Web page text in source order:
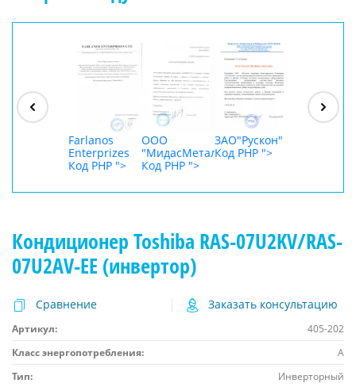
Farlanos
Enterprizes
Код PHP ">
ООО
"МидасМеталлАрт"
Код PHP ">
ЗАО"Рускон"
Код PHP ">
Кондиционер Toshiba RAS-07U2KV/RAS-
07U2AV-EE (инвертор)
Сравнение Заказать консультацию
Артикул:
405-202
Класс энергопотребления:
A
Тип:
Инверторный